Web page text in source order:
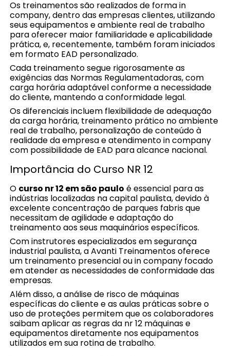
Os treinamentos são realizados de forma in
company, dentro das empresas clientes, utilizando
seus equipamentos e ambiente real de trabalho
para oferecer maior familiaridade e aplicabilidade
prática, e, recentemente, também foram iniciados
em formato EAD personalizado.
Cada treinamento segue rigorosamente as
exigências das Normas Regulamentadoras, com
carga horária adaptável conforme a necessidade
do cliente, mantendo a conformidade legal.
Os diferenciais incluem flexibilidade de adequação
da carga horária, treinamento prático no ambiente
real de trabalho, personalização de conteúdo à
realidade da empresa e atendimento in company
com possibilidade de EAD para alcance nacional.
Importância do Curso NR 12
O curso nr 12 em são paulo é essencial para as
indústrias localizadas na capital paulista, devido à
excelente concentração de parques fabris que
necessitam de agilidade e adaptação do
treinamento aos seus maquinários específicos.
Com instrutores especializados em segurança
industrial paulista, a Avanti Treinamentos oferece
um treinamento presencial ou in company focado
em atender as necessidades de conformidade das
empresas.
Além disso, a análise de risco de máquinas
específicas do cliente e as aulas práticas sobre o
uso de proteções permitem que os colaboradores
saibam aplicar as regras da nr 12 máquinas e
equipamentos diretamente nos equipamentos
utilizados em sua rotina de trabalho.